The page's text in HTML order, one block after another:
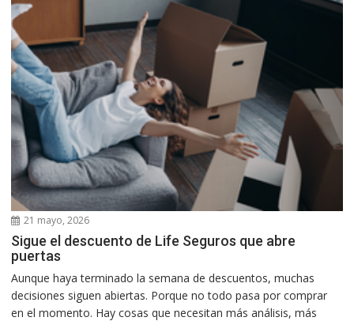
21 mayo, 2026
Sigue el descuento de Life Seguros que abre
puertas
Aunque haya terminado la semana de descuentos, muchas
decisiones siguen abiertas. Porque no todo pasa por comprar
en el momento. Hay cosas que necesitan más análisis, más